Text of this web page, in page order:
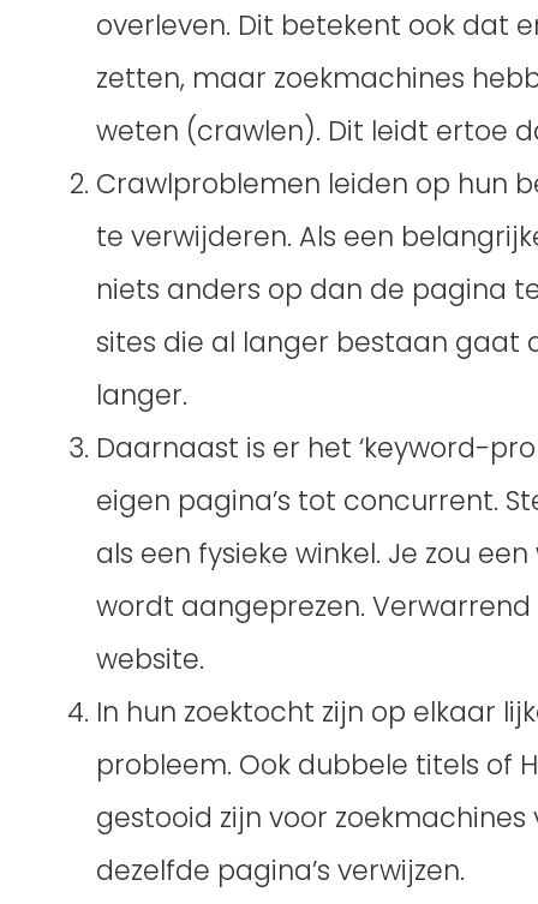
overleven. Dit betekent ook dat
zetten, maar zoekmachines
weten (crawlen). Dit leidt ertoe
Crawlproblemen leiden op hun
te verwijderen. Als een
niets anders op dan de pagina
sites die al langer bestaan gaat
langer.
Daarnaast is er het ‘keyword-
eigen pagina’s tot concurrent.
als een fysieke winkel. Je zou
wordt aangeprezen. Verwarrend
website.
In hun zoektocht zijn op elkaar
probleem. Ook dubbele titels of
gestooid zijn voor
dezelfde pagina’s verwijzen.